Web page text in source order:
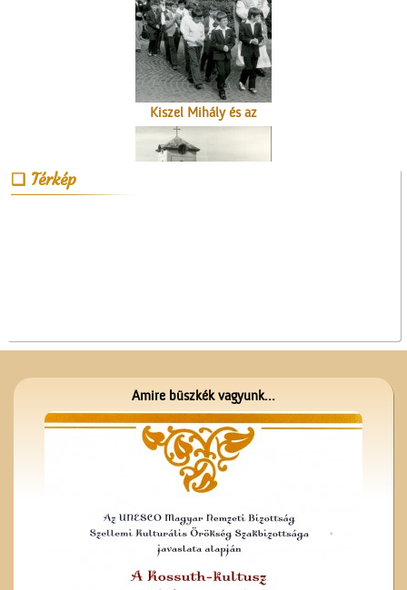
Kiszel Mihály és az
elsőáldozók
A Mizsei úti vendéglő
A ceglédi Vasutas
Térkép
Amire büszkék vagyunk...